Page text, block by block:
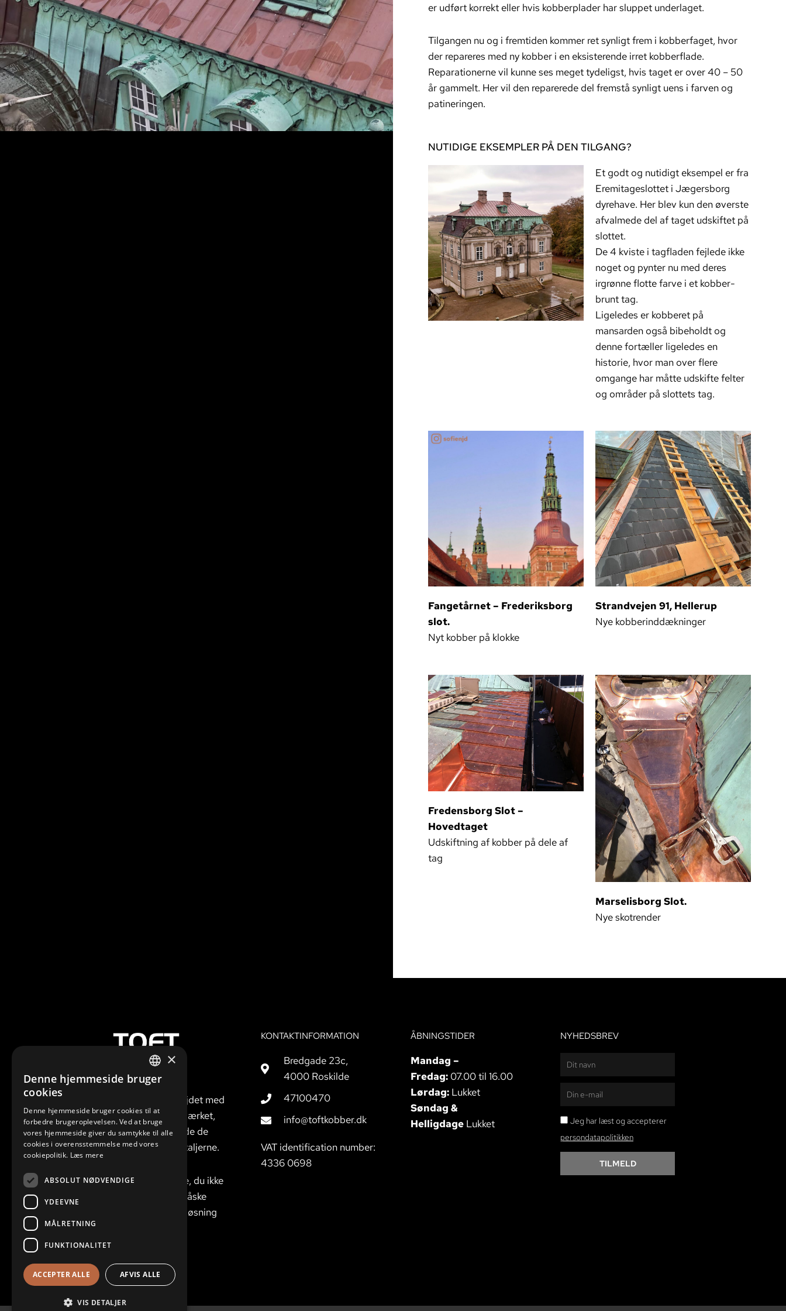
er udført korrekt eller hvis kobberplader har sluppet underlaget.
Tilgangen nu og i fremtiden kommer ret synligt frem i kobberfaget, hvor
der repareres med ny kobber i en eksisterende irret kobberflade.
Reparationerne vil kunne ses meget tydeligst, hvis taget er over 40 – 50
år gammelt. Her vil den reparerede del fremstå synligt uens i farven og
patineringen.
NUTIDIGE EKSEMPLER PÅ DEN TILGANG?
Et godt og nutidigt eksempel er fra
Eremitageslottet i Jægersborg
dyrehave. Her blev kun den øverste
afvalmede del af taget udskiftet på
slottet.
De 4 kviste i tagfladen fejlede ikke
noget og pynter nu med deres
irgrønne flotte farve i et kobber-
brunt tag.
Ligeledes er kobberet på
mansarden også bibeholdt og
denne fortæller ligeledes en
historie, hvor man over flere
omgange har måtte udskifte felter
og områder på slottets tag.
Fangetårnet – Frederiksborg
slot.
Nyt kobber på klokke
Strandvejen 91, Hellerup
Nye kobberinddækninger
Fredensborg Slot –
Hovedtaget
Udskiftning af kobber på dele af
tag
Marselisborg Slot.
Nye skotrender
Vi er gode til at
gennemføre arbejdet med
respekt for håndværket,
og har øje for både de
store linjer og detaljerne.
Har du en opgave, du ikke
kan løse, kan vi måske
finde den rigtige løsning
KONTAKTINFORMATION
Bredgade 23c,
4000 Roskilde
47100470
info@toftkobber.dk
VAT identification number:
4336 0698
ÅBNINGSTIDER
Mandag –
Fredag: 07.00 til 16.00
Lørdag: Lukket
Søndag &
Helligdage Lukket
NYHEDSBREV
Navn
persondatapolitikken
Jeg har læst og accepterer
persondatapolitikken
TILMELD
DANISH
ENGLISH
×
Denne hjemmeside bruger
cookies
Denne hjemmeside bruger cookies til at
forbedre brugeroplevelsen. Ved at bruge
vores hjemmeside giver du samtykke til alle
cookies i overensstemmelse med vores
cookiepolitik. Læs mere
ABSOLUT NØDVENDIGE
YDEEVNE
MÅLRETNING
FUNKTIONALITET
ACCEPTER ALLE AFVIS ALLE
VIS DETALJER